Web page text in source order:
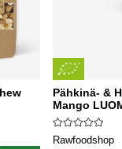
Pähkinä- &
Mango
Rawfoodshop